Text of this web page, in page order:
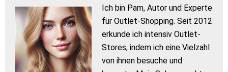
Ich bin Pam, Autor und Experte
für Outlet-Shopping. Seit 2012
erkunde ich intensiv Outlet-
Stores, indem ich eine Vielzahl
von ihnen besuche und